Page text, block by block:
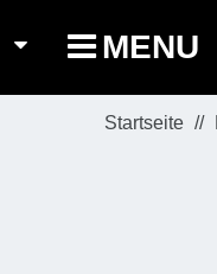
MENU
Startseite